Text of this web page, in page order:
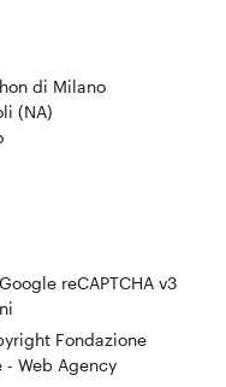
di Milano
(NA)
reCAPTCHA v3
Fondazione
- Web Agency